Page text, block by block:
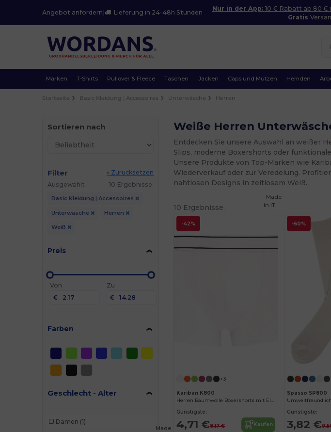
Angebot anfordern | Lieferung in 24-48h Stunden
Nur in der App: 10 € Rabatt ab 80 €
Gratis
Marken T-Shirts Pullover & Fleece Taschen Jacken Caps und Mützen Hemden
Startseite Basic Kleidung | Accessoires Unterwäsche Herren
Sortieren nach
Filter
« Zurücksetzen
Ausgewählt
10 Ergebnisse.
Basic Kleidung | Accessoires
Unterwäsche Herren
Weiß
Preis
Von
€
Zu
€
Farben
Geschlecht - Alter
Damen (1)
Weiße Herren
Entdecken Sie unsere Auswahl an weißer
Slips, moderne Boxershorts oder
Unsere Produkte von Top-Marken wie
Wiederverkauf oder zur Veredelung.
nahtlosen Designs in zeitlosem Weiß.
10 Ergebnisse.
-42%
+3
Kariban K800
Herren Baumwolle Boxershorts mit Elastischem Bund
Günstigste:
4,71 €8,17 € Kaufen
-60%
Made
in IT
Spasso SP800
Günstigste:
3,82 €
Made